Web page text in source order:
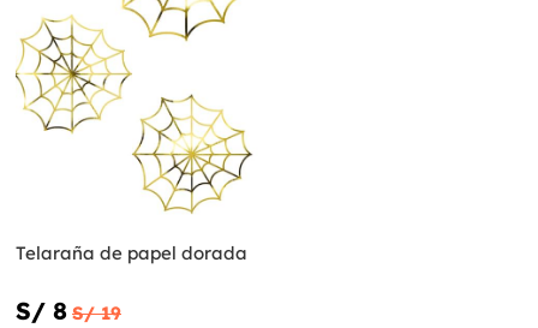
Telaraña de papel dorada
S/ 8 S/ 19